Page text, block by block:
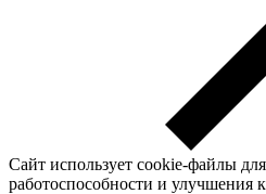
Сайт использует cookie-файлы
работоспособности и улучшения